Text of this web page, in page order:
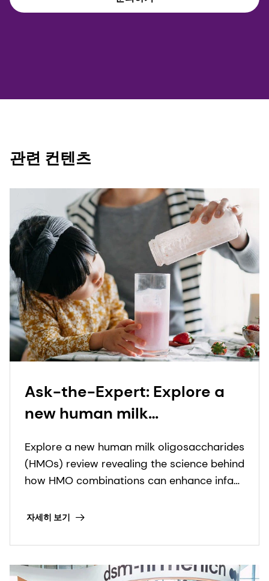
관련 컨텐츠
Ask-the-Expert: Explore a
new human milk
review revealing how HMO
combinations can support
Explore a new human milk oligosaccharides
(HMOs) review revealing the science behind
how HMO combinations can enhance infant
자세히 보기